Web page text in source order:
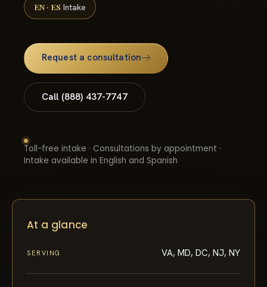
EN · ES Intake
Request a consultation
Call (888) 437-7747
Toll-free intake · Consultations by appointment ·
Intake available in English and Spanish
At a glance
SERVING VA, MD, DC, NJ, NY